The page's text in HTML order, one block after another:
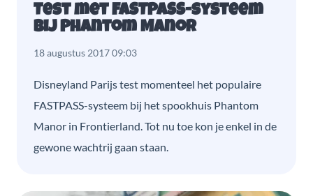
Test met FASTPASS-systeem
bij Phantom Manor
18 augustus 2017 09:03
Disneyland Parijs test momenteel het populaire
FASTPASS-systeem bij het spookhuis Phantom
Manor in Frontierland. Tot nu toe kon je enkel in de
gewone wachtrij gaan staan.